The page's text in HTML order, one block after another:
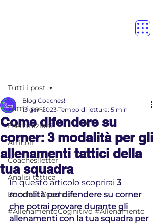
Tutti i post
Esercitazioni
Articoli
Coaches!letter
Analisi tattica
Bench of Coaches
#AllenamentoCognitivo #Allenamento
Tutti i post
Come difendere su
corner: 3 modalità per gli
allenamenti tattici della
tua squadra
Blog Coaches!
13 gen 2023 Tempo di lettura: 5 min
In questo articolo scoprirai 3
modalità per difendere su corner
che potrai provare durante gli
allenamenti con la tua squadra per